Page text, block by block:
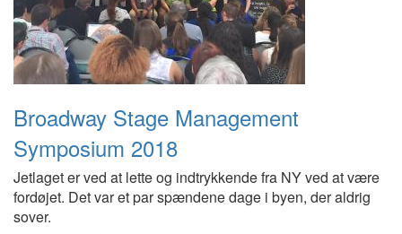
Broadway Stage Management
Symposium 2018
Jetlaget er ved at lette og indtrykkende fra NY ved at være
fordøjet. Det var et par spændene dage i byen, der aldrig
sover.